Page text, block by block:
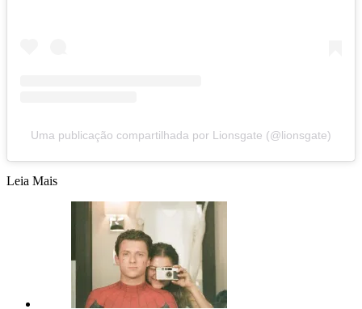
Uma publicação compartilhada por Lionsgate (@lionsgate)
Leia Mais